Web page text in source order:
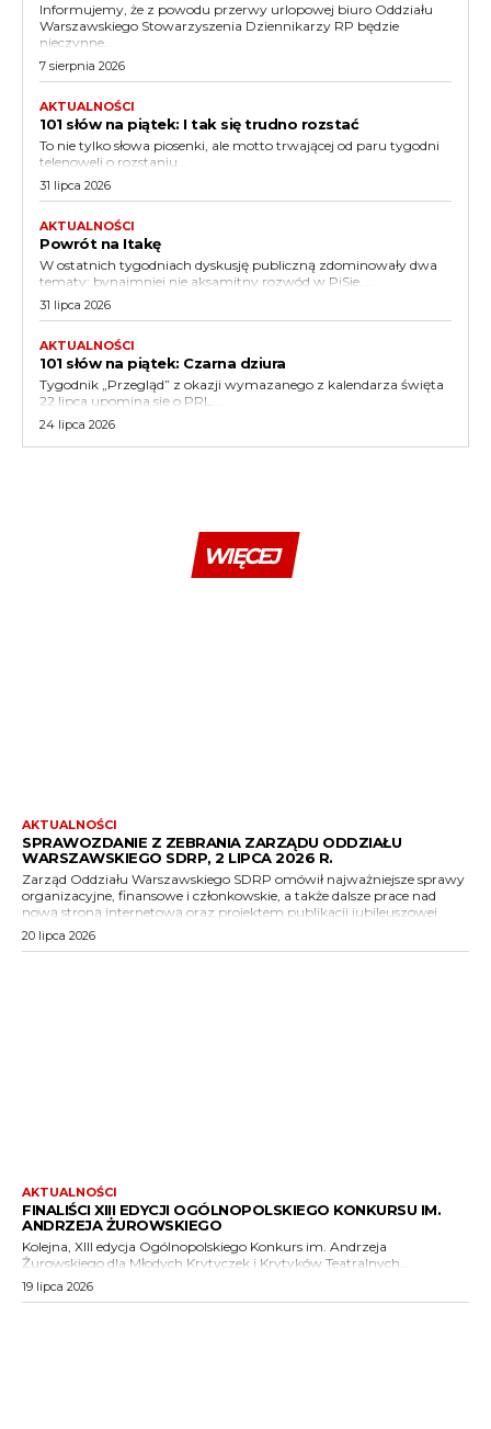
Informujemy, że z powodu przerwy urlopowej biuro Oddziału
Warszawskiego Stowarzyszenia Dziennikarzy RP będzie
nieczynne...
7 sierpnia 2026
AKTUALNOŚCI
101 słów na piątek: I tak się trudno rozstać
To nie tylko słowa piosenki, ale motto trwającej od paru tygodni
telenoweli o rozstaniu...
31 lipca 2026
AKTUALNOŚCI
Powrót na Itakę
W ostatnich tygodniach dyskusję publiczną zdominowały dwa
tematy: bynajmniej nie aksamitny rozwód w PiSie,...
31 lipca 2026
AKTUALNOŚCI
101 słów na piątek: Czarna dziura
Tygodnik „Przegląd” z okazji wymazanego z kalendarza święta
22 lipca upomina się o PRL....
24 lipca 2026
WIĘCEJ
AKTUALNOŚCI
SPRAWOZDANIE Z ZEBRANIA ZARZĄDU ODDZIAŁU
WARSZAWSKIEGO SDRP, 2 LIPCA 2026 R.
Zarząd Oddziału Warszawskiego SDRP omówił najważniejsze sprawy
organizacyjne, finansowe i członkowskie, a także dalsze prace nad
nową stroną internetową oraz projektem publikacji jubileuszowej.
20 lipca 2026
AKTUALNOŚCI
FINALIŚCI XIII EDYCJI OGÓLNOPOLSKIEGO KONKURSU IM.
ANDRZEJA ŻUROWSKIEGO
Kolejna, XIII edycja Ogólnopolskiego Konkurs im. Andrzeja
Żurowskiego dla Młodych Krytyczek i Krytyków Teatralnych...
19 lipca 2026